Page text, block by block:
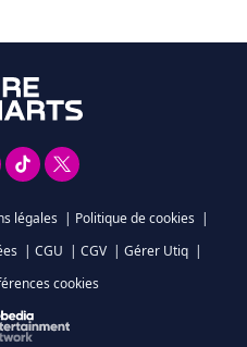
légales | Politique de cookies |
| CGU | CGV | Gérer Utiq |
cookies